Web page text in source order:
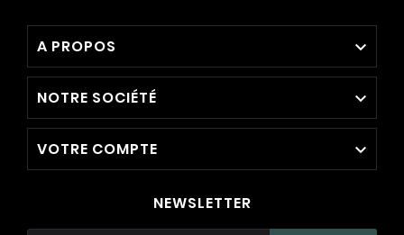
A PROPOS 
NOTRE SOCIÉTÉ 
VOTRE COMPTE 
NEWSLETTER